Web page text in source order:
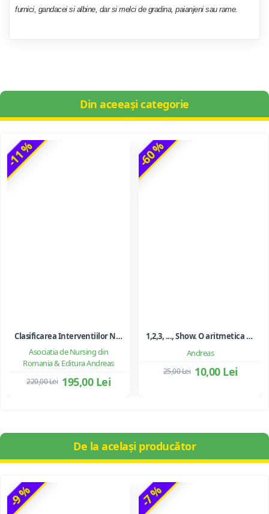
furnici, gandacei si albine, dar si melci de gradina, paianjeni sau rame.
Din aceeași categorie
-11 %
Asociatia de Nursing din
Romania & Editura Andreas
Clasificarea Interventiilor Nursing (NIC)
195,00 Lei
220,00 Lei
-60 %
Andreas
1,2,3, ..., Show. O aritmetica emotionala, o poezie a matematicii - Ioan Dancila
10,00 Lei
25,00 Lei
De la același producător
-9 % -7 %